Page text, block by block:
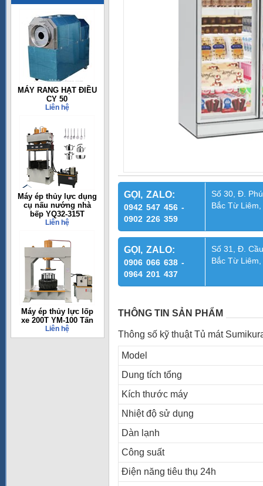
MÁY RANG HẠT ĐIỀU
CY 50
Liên hệ
Máy ép thủy lực dụng
cụ nấu nướng nhà
bếp YQ32-315T
Liên hệ
Máy ép thủy lực lốp
xe 200T YM-100 Tấn
Liên hệ
GỌI, ZALO:
0942 547 456 -
0902 226 359
Số 30, Đ.
Bắc Từ
GỌI, ZALO:
0906 066 638 -
0964 201 437
Số 31, Đ.
Bắc Từ
THÔNG TIN SẢN PHẨM
Thông số kỹ thuật Tủ mát
Model
Dung tích tổng
Kích thước máy
Nhiệt độ sử dụng
Dàn lạnh
Công suất
Điện năng tiêu thụ 24h